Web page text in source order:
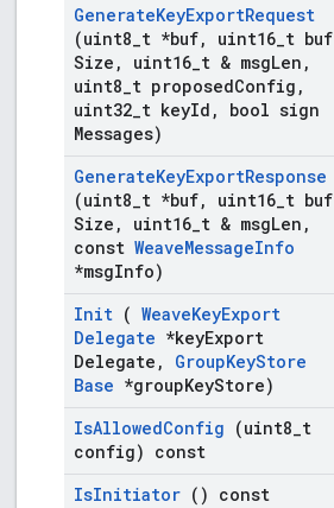
GenerateKeyExportRequest
(uint8 t *buf, uint16 t buf
Size , uint16 t & msgLen ,
uint8 t proposedConfig ,
uint32 t keyId ,
bool sign
Messages)
GenerateKeyExportResponse
(uint8 t *buf, uint16 t buf
Size , uint16 t & msgLen ,
const WeaveMessageInfo
*msgInfo)
Init ( WeaveKeyExport
Delegate *keyExport
Delegate , GroupKeyStore
Base *groupKeyStore)
IsAllowedConfig (uint8 t
config) const
IsInitiator () const